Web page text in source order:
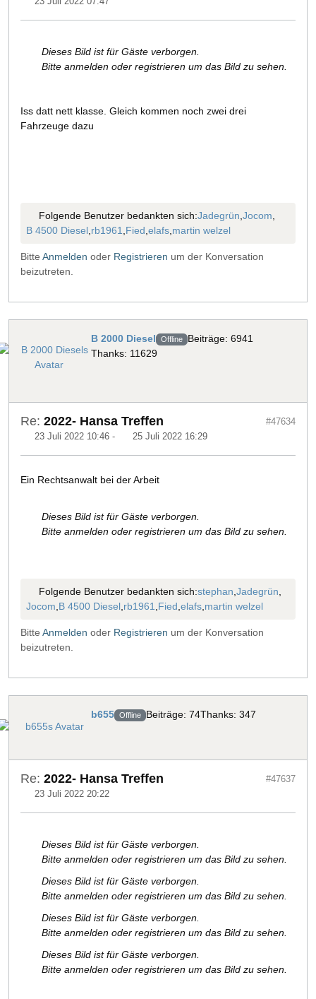
Dieses Bild ist für Gäste verborgen.
Bitte anmelden oder registrieren um das Bild zu sehen.
Iss datt nett klasse. Gleich kommen noch zwei drei
Fahrzeuge dazu
Folgende Benutzer bedankten sich:Jadegrün,Jocom,
B 4500 Diesel,rb1961,Fied,elafs,martin welzel
Bitte Anmelden oder Registrieren um der Konversation
beizutreten.
B 2000 Diesel Offline Beiträge: 6941
Thanks: 11629
Re: 2022- Hansa Treffen
23 Juli 2022 10:46 - 25 Juli 2022 16:29
#47634
Ein Rechtsanwalt bei der Arbeit
Dieses Bild ist für Gäste verborgen.
Bitte anmelden oder registrieren um das Bild zu sehen.
Folgende Benutzer bedankten sich:stephan,Jadegrün,
Jocom,B 4500 Diesel,rb1961,Fied,elafs,martin welzel
Bitte Anmelden oder Registrieren um der Konversation
beizutreten.
b655 Offline Beiträge: 74Thanks: 347
Re: 2022- Hansa Treffen
23 Juli 2022 20:22
#47637
Dieses Bild ist für Gäste verborgen.
Bitte anmelden oder registrieren um das Bild zu sehen.
Dieses Bild ist für Gäste verborgen.
Bitte anmelden oder registrieren um das Bild zu sehen.
Dieses Bild ist für Gäste verborgen.
Bitte anmelden oder registrieren um das Bild zu sehen.
Dieses Bild ist für Gäste verborgen.
Bitte anmelden oder registrieren um das Bild zu sehen.